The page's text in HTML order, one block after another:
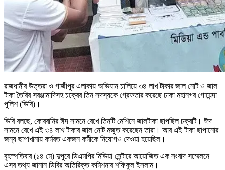
রাজধানীর উত্তরা ও গাজীপুর এলাকায় অভিযান চালিয়ে ৩৪ লাখ টাকার জাল নোট ও জাল
টাকা তৈরির সরঞ্জামাদিসহ চক্রের তিন সদস্যকে গ্রেফতার করেছে ঢাকা মহানগর গোয়েন্দা
পুলিশ (ডিবি)।
ডিবি বলছে, কোরবানির ঈদ সামনে রেখে তিনটি মেশিনে জালটাকা ছাপছিল চক্রটি। ঈদ
সামনে রেখে এই ৩৪ লাখ টাকার জাল নোট মজুত করেছেন তারা। আর এই টাকা ছাপানোর
জন্য ছাপাখানায় কর্মরত একজন কর্মীকে নিয়োগও দেওয়া হয়েছিল।
বৃহস্পতিবার (১৪ মে) দুপুরে ডিএমপির মিডিয়া সেন্টারে আয়োজিত এক সংবাদ সম্মেলনে
এসব তথ্য জানান ডিবির অতিরিক্ত কমিশনার শফিকুল ইসলাম।